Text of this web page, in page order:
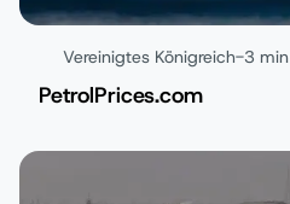
Vereinigtes Königreich-3 min
PetrolPrices.com